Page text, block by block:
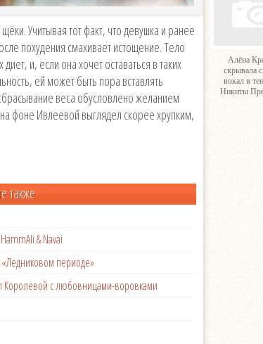
Учитывая тот факт, что девушка и ранее
похудения смахивает истощение. Тело
и, если она хочет оставаться в таких
ей может быть пора вставлять
веса обусловлено желанием
фоне Ивлеевой выглядел скорее хрупким,
также
& Navai
«Ледниковом периоде»
Королёвой с любовницами-воровками
Алёна
скрывала
вокал в
Никиты